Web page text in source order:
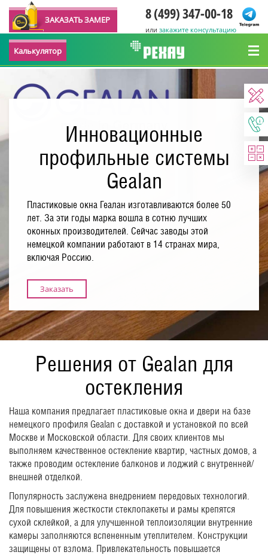
ЗАКАЗАТЬ ЗАМЕР 8 (499) 347-00-18
или закажите консультацию
Калькулятор
Инновационные
профильные системы
Gealan
Пластиковые окна Геалан изготавливаются более 50
лет. За эти годы марка вошла в сотню лучших
оконных производителей. Сейчас заводы этой
немецкой компании работают в 14 странах мира,
включая Россию.
Заказать
Решения от Gealan для
остекления
Наша компания предлагает пластиковые окна и двери на базе
немецкого профиля Gealan с доставкой и установкой по всей
Москве и Московской области. Для своих клиентов мы
выполняем качественное остекление квартир, частных домов, а
также проводим остекление балконов и лоджий с внутренней/
внешней отделкой.
Популярность заслужена внедрением передовых технологий.
Для повышения жесткости стеклопакеты и рамы крепятся
сухой склейкой, а для улучшенной теплоизоляции внутренние
камеры заполняются вспененным утеплителем. Конструкции
защищены от взлома. Привлекательность повышается